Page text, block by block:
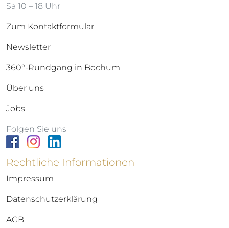
Sa 10 – 18 Uhr
Zum Kontaktformular
Newsletter
360°-Rundgang in Bochum
Über uns
Jobs
Folgen Sie uns
Rechtliche Informationen
Impressum
Datenschutzerklärung
AGB